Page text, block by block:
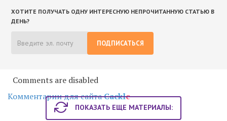
ХОТИТЕ ПОЛУЧАТЬ ОДНУ ИНТЕРЕСНУЮ НЕПРОЧИТАННУЮ СТАТЬЮ В
ДЕНЬ?
ПОДПИСАТЬСЯ
Comments are disabled
Комментарии для сайтаCackle
ПОКАЗАТЬ ЕЩЕ МАТЕРИАЛЫ: